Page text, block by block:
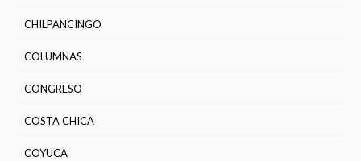
CHILPANCINGO
COLUMNAS
CONGRESO
COSTA CHICA
COYUCA